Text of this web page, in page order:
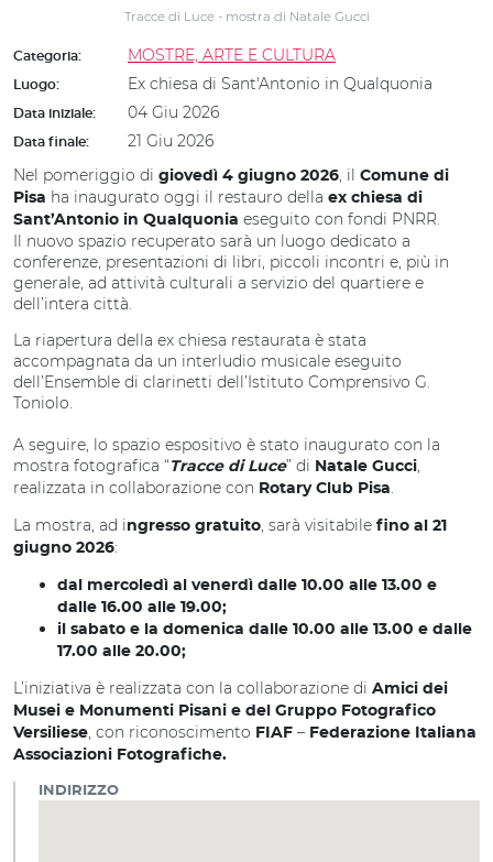
Tracce di Luce - mostra di Natale Gucci
Categoria: MOSTRE, ARTE E CULTURA
Luogo: Ex chiesa di Sant'Antonio in Qualquonia
Data iniziale: 04 Giu 2026
Data finale:
21 Giu 2026
Nel pomeriggio di giovedì 4 giugno 2026, il
Comune di
Pisa ha inaugurato oggi il restauro della ex chiesa di
Sant’Antonio in Qualquonia eseguito con fondi PNRR.
Il nuovo spazio recuperato sarà un luogo dedicato a
conferenze, presentazioni di libri, piccoli incontri e, più in
generale, ad attività culturali a servizio del quartiere e
dell’intera città.
La riapertura della ex chiesa restaurata è stata
accompagnata da un interludio musicale eseguito
dell’Ensemble di clarinetti dell’Istituto Comprensivo G.
Toniolo.
A seguire, lo spazio espositivo è stato inaugurato con la
mostra fotografica “ Tracce di Luce” di Natale Gucci,
realizzata in collaborazione con Rotary Club Pisa.
La mostra, ad ingresso gratuito, sarà visitabile fino al 21
giugno 2026:
dal mercoledì al venerdì dalle 10.00 alle 13.00 e
dalle 16.00 alle 19.00;
il sabato e la domenica dalle 10.00 alle 13.00 e dalle
17.00 alle 20.00;
L’iniziativa è realizzata con la collaborazione di Amici dei
Musei e Monumenti Pisani e del Gruppo Fotografico
Versiliese, con riconoscimento FIAF – Federazione Italiana
Associazioni Fotografiche.
INDIRIZZO